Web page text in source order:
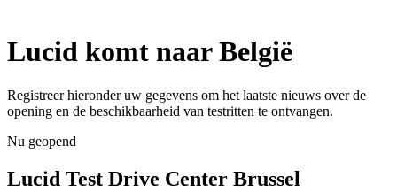
Lucid komt naar België
Registreer hieronder uw gegevens om het laatste nieuws over de
opening en de beschikbaarheid van testritten te ontvangen.
Nu geopend
Lucid Test Drive Center Brussel